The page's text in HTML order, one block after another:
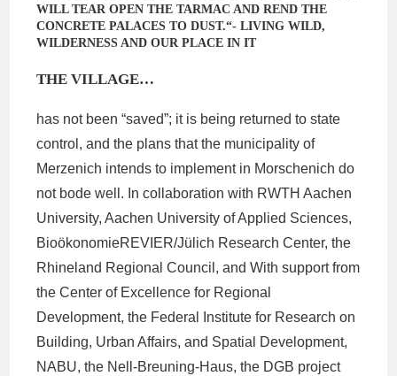
WILL TEAR OPEN THE TARMAC AND REND THE
CONCRETE PALACES TO DUST.“- LIVING WILD,
WILDERNESS AND OUR PLACE IN IT
THE VILLAGE…
has not been “saved”; it is being returned to state
control, and the plans that the municipality of
Merzenich intends to implement in Morschenich do
not bode well. In collaboration with RWTH Aachen
University, Aachen University of Applied Sciences,
BioökonomieREVIER/Jülich Research Center, the
Rhineland Regional Council, and With support from
the Center of Excellence for Regional
Development, the Federal Institute for Research on
Building, Urban Affairs, and Spatial Development,
NABU, the Nell-Breuning-Haus, the DGB project